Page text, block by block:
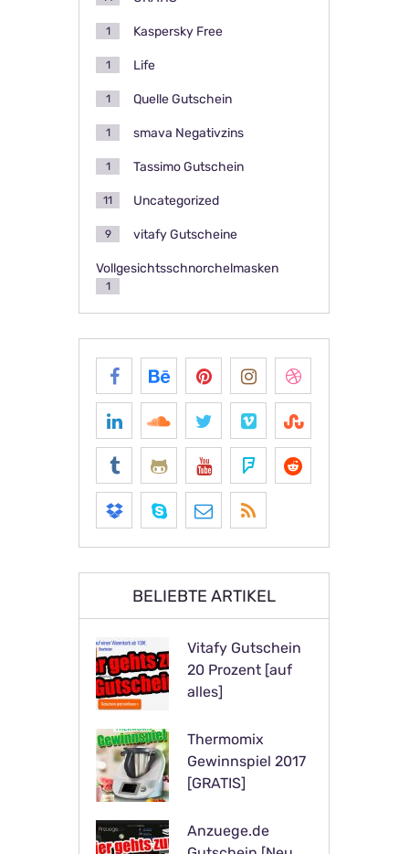
Kaspersky Free
1
Life
1
Quelle Gutschein
1
smava Negativzins
1
Tassimo Gutschein
1
Uncategorized
11
vitafy Gutscheine
9
Vollgesichtsschnorchelmasken
1
BELIEBTE ARTIKEL
Vitafy Gutschein
20 Prozent [auf
alles]
Thermomix
Gewinnspiel 2017
[GRATIS]
Anzuege.de